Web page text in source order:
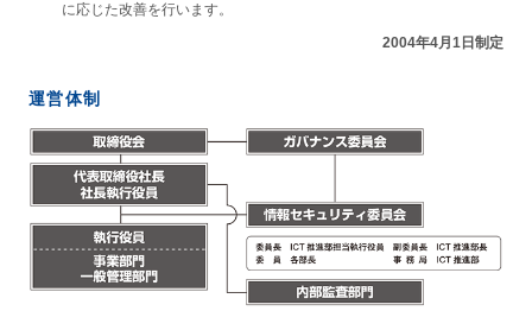
に応じた改善を行います。
2004年4月1日制定
運営体制